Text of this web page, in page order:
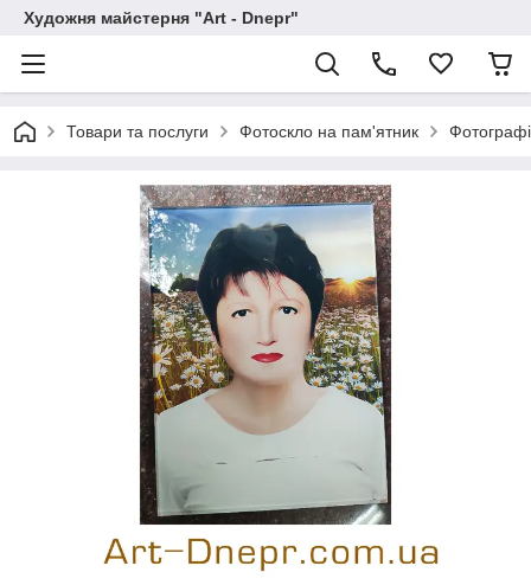
Художня майстерня "Art - Dnepr"
Товари та послуги Фотоскло на пам'ятник